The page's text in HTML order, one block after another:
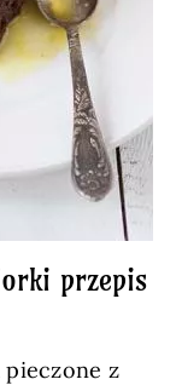
przepis
pieczone z